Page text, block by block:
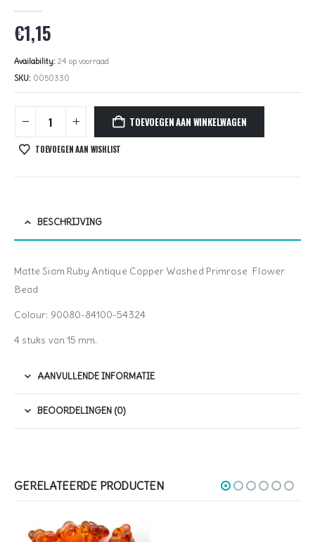
€1,15
Availability: 24 op voorraad
SKU: 0050330
TOEVOEGEN AAN WINKELWAGEN
TOEVOEGEN AAN WISHLIST
BESCHRIJVING
Matte Siam Ruby Antique Copper Washed Primrose Flower
Bead
Colour: 90080-84100-54324
4 stuks van 15 mm.
AANVULLENDE INFORMATIE
BEOORDELINGEN (0)
GERELATEERDE PRODUCTEN